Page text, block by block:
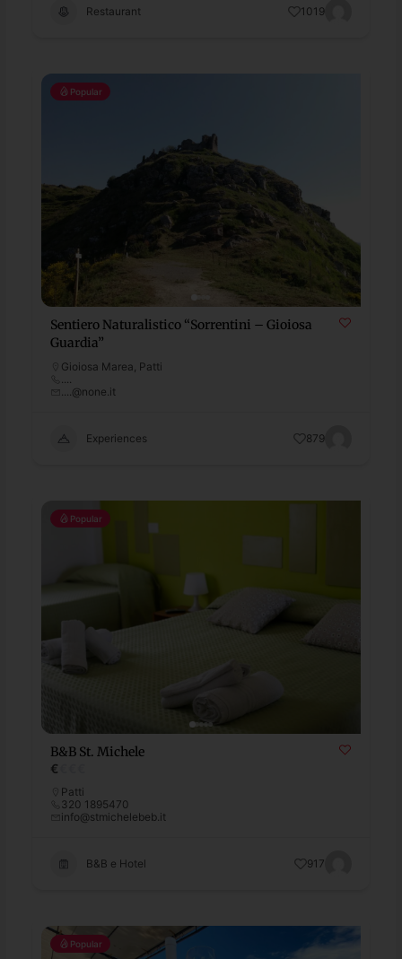
Restaurant 1019
Popular
Sentiero Naturalistico “Sorrentini – Gioiosa
Guardia”
Gioiosa Marea Patti
....@none.it
Experiences 879
Popular
B&B St. Michele
€
Patti
320 1895470
info@stmichelebeb.it
B&B e Hotel 917
Popular